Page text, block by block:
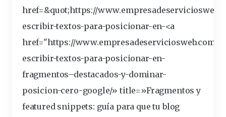
href=&quot;https://
escribir-textos-para-posicionar-en-<a
href="https://www.empresadeserviciosweb.com/
escribir-textos-para-posicionar-en-
fragmentos–destacados-y-dominar-
posicion-cero-google/»title=»Fragmentos y
featured snippets: guía para que tublog